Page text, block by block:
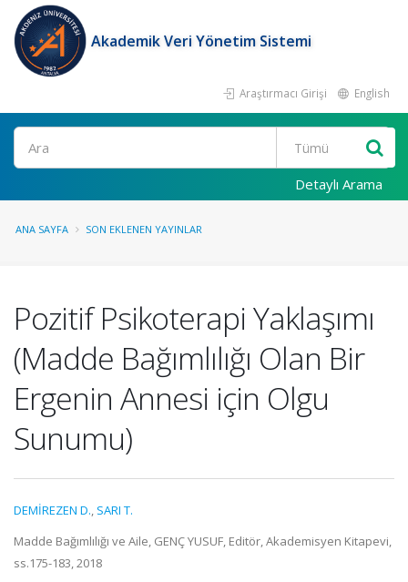
Akademik Veri Yönetim Sistemi
Araştırmacı Girişi English
Ara
Detaylı Arama
ANA SAYFA SON EKLENEN YAYINLAR
Pozitif Psikoterapi Yaklaşımı
(Madde Bağımlılığı Olan Bir
Ergenin Annesi için Olgu
Sunumu)
DEMİREZEN D., SARI T.
Madde Bağımlılığı ve Aile, GENÇ YUSUF, Editör, Akademisyen Kitapevi,
ss.175-183, 2018